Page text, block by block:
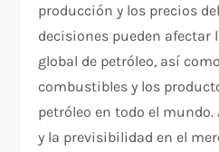
producción y los precios
decisiones pueden afectar
global de petróleo, así
combustibles y los
petróleo en todo el
y la previsibilidad en el